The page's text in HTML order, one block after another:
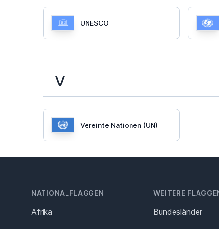
UNESCO
V
Vereinte Nationen (UN)
NATIONALFLAGGEN
Afrika
WEITERE
Bundesländer